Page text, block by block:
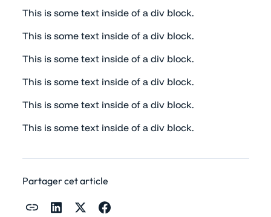
This is some text inside of a div block.
This is some text inside of a div block.
This is some text inside of a div block.
This is some text inside of a div block.
This is some text inside of a div block.
This is some text inside of a div block.
Partager cet article